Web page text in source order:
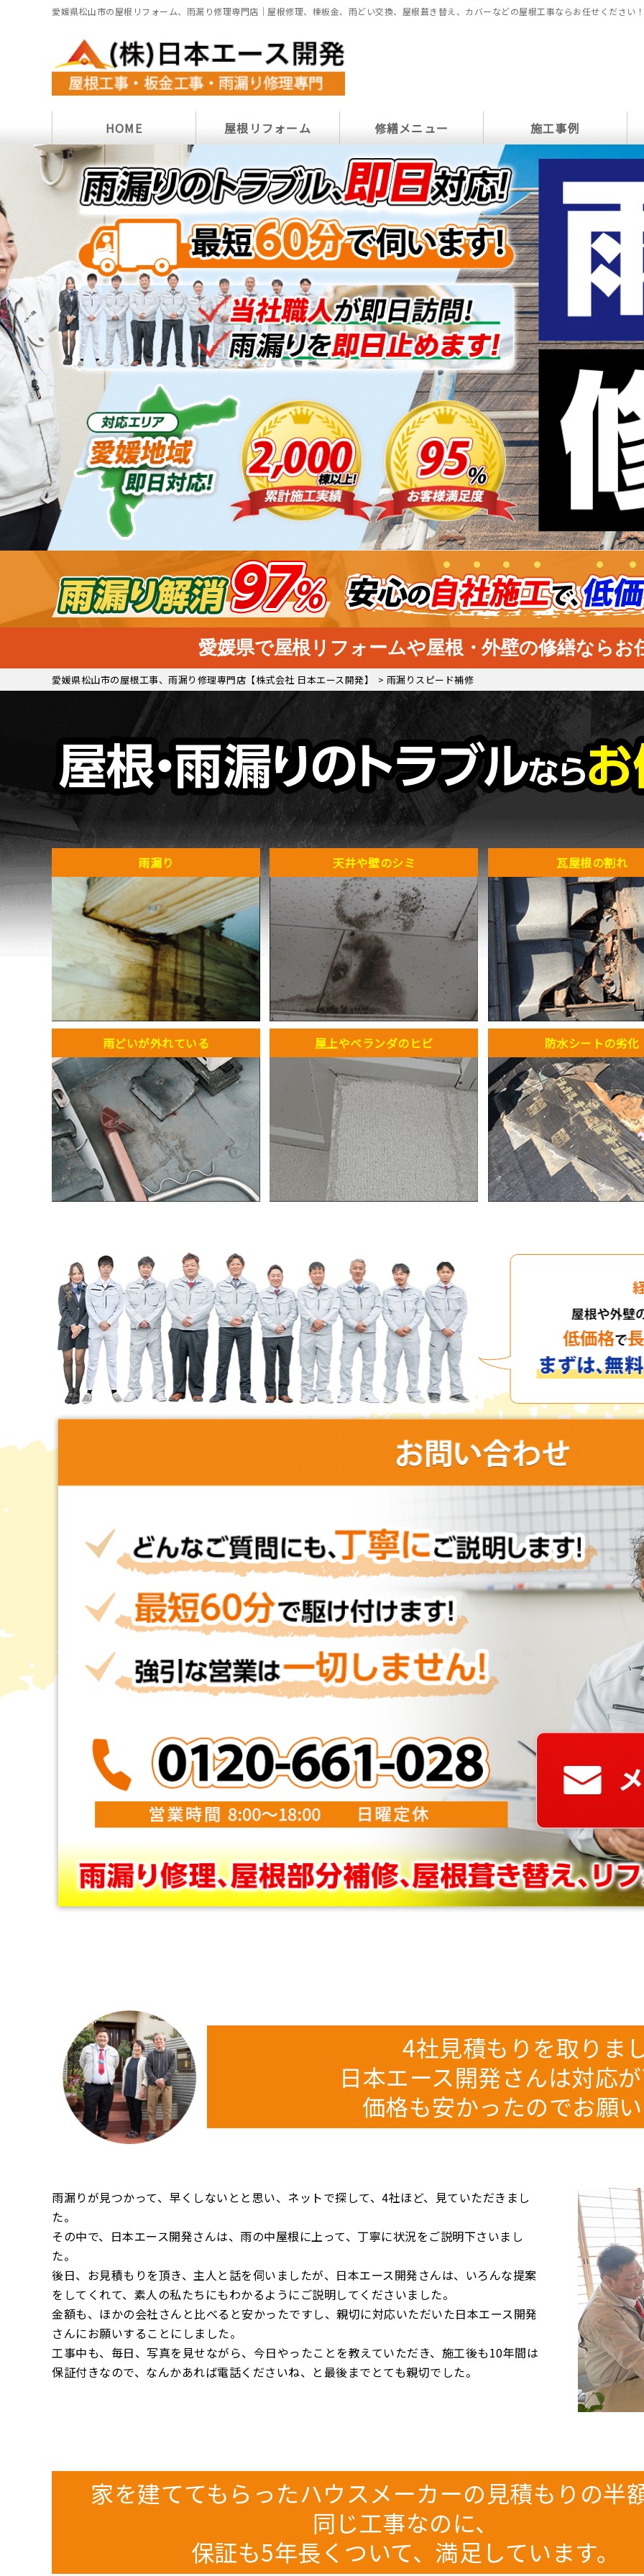
愛媛県松山市の屋根リフォーム、雨漏り修理専門店｜屋根修理、棟板金、雨どい交換、屋根葺き替え、カバーなどの屋根工事ならお任せください！
HOME 屋根リフォーム 修繕メニュー 施工事例
愛媛県で屋根リフォームや屋根・外壁の修繕ならお
愛媛県松山市の屋根工事、雨漏り修理専門店【株式会社 日本エース開発】 > 雨漏りスピード補修
雨漏り 天井や壁のシミ 瓦屋根の割れ
雨どいが外れている 屋上やベランダのヒビ 防水シートの劣化
4社見積もりを取りま
日本エース開発さんは対応
価格も安かったのでお願
雨漏りが見つかって、早くしないとと思い、ネットで探して、4社ほど、見ていただきまし
た。
その中で、日本エース開発さんは、雨の中屋根に上って、丁寧に状況をご説明下さいまし
た。
後日、お見積もりを頂き、主人と話を伺いましたが、日本エース開発さんは、いろんな提案
をしてくれて、素人の私たちにもわかるようにご説明してくださいました。
金額も、ほかの会社さんと比べると安かったですし、親切に対応いただいた日本エース開発
さんにお願いすることにしました。
工事中も、毎日、写真を見せながら、今日やったことを教えていただき、施工後も10年間は
保証付きなので、なんかあれば電話くださいね、と最後までとても親切でした。
家を建ててもらったハウスメーカーの見積もりの半
同じ工事なのに、
保証も5年長くついて、満足しています。